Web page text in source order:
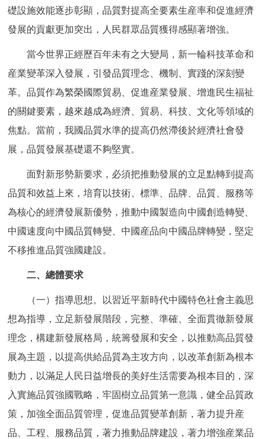
ENGLISH 한국어 日本語
ESPAÑOL العربية PORTUGUÊS
ITALIANO
礎設施效能逐步彰顯，品質對提高全要素生産率和促進經濟
發展的貢獻更加突出，人民群眾品質獲得感顯著增強。
當今世界正經歷百年未有之大變局，新一輪科技革命和
産業變革深入發展，引發品質理念、機制、實踐的深刻變
革。品質作為繁榮國際貿易、促進産業發展、增進民生福祉
的關鍵要素，越來越成為經濟、貿易、科技、文化等領域的
焦點。當前，我國品質水準的提高仍然滯後於經濟社會發
展，品質發展基礎還不夠堅實。
面對新形勢新要求，必須把推動發展的立足點轉到提高
品質和效益上來，培育以技術、標準、品牌、品質、服務等
為核心的經濟發展新優勢，推動中國製造向中國創造轉變、
中國速度向中國品質轉變、中國産品向中國品牌轉變，堅定
不移推進品質強國建設。
二、總體要求
（一）指導思想。以習近平新時代中國特色社會主義思
想為指導，立足新發展階段，完整、準確、全面貫徹新發展
理念，構建新發展格局，統籌發展和安全，以推動高品質發
展為主題，以提高供給品質為主攻方向，以改革創新為根本
動力，以滿足人民日益增長的美好生活需要為根本目的，深
入實施品質強國戰略，牢固樹立品質第一意識，健全品質政
策，加強全面品質管理，促進品質變革創新，著力提升産
品、工程、服務品質，著力推動品牌建設，著力增強産業品